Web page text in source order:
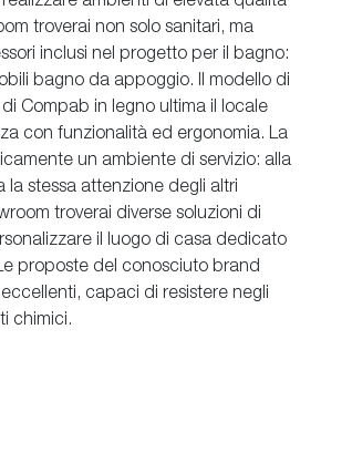
troverai non solo sanitari, ma
inclusi nel progetto per il bagno:
bagno da appoggio. Il modello di
Compab in legno ultima il locale
con funzionalità ed ergonomia. La
un ambiente di servizio: alla
la stessa attenzione degli altri
troverai diverse soluzioni di
il luogo di casa dedicato
proposte del conosciuto brand
capaci di resistere negli
chimici.